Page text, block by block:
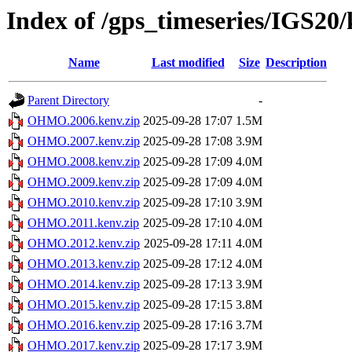
Index of /gps_timeseries/
Name Last modified Size Description
Parent Directory
-
OHMO.2006.kenv.zip 2025-09-28 17:07 1.5M
OHMO.2007.kenv.zip 2025-09-28 17:08 3.9M
OHMO.2008.kenv.zip 2025-09-28 17:09 4.0M
OHMO.2009.kenv.zip 2025-09-28 17:09 4.0M
OHMO.2010.kenv.zip 2025-09-28 17:10 3.9M
OHMO.2011.kenv.zip 2025-09-28 17:10 4.0M
OHMO.2012.kenv.zip 2025-09-28 17:11 4.0M
OHMO.2013.kenv.zip 2025-09-28 17:12 4.0M
OHMO.2014.kenv.zip 2025-09-28 17:13 3.9M
OHMO.2015.kenv.zip 2025-09-28 17:15 3.8M
OHMO.2016.kenv.zip 2025-09-28 17:16 3.7M
OHMO.2017.kenv.zip 2025-09-28 17:17 3.9M